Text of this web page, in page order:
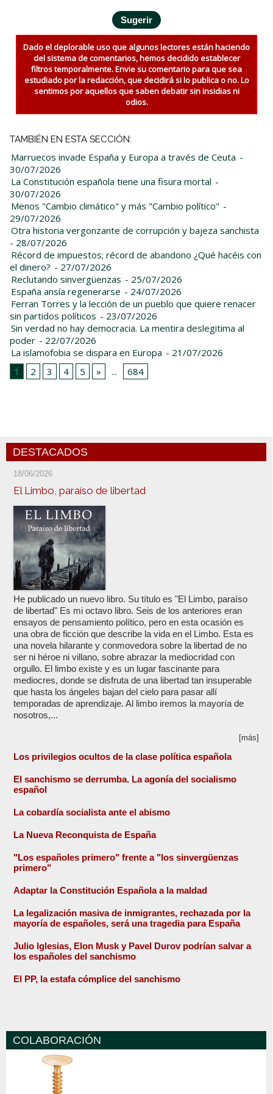
Dado el deplorable uso que algunos lectores están haciendo
del sistema de comentarios, hemos decidido establecer
filtros temporalmente. Envie su comentario para que sea
estudiado por la redacción, que decidirá si lo publica o no. Lo
sentimos por aquellos que saben debatir sin insidias ni
odios.
TAMBIÉN EN ESTA SECCIÓN:
Marruecos invade España y Europa a través de Ceuta -
30/07/2026
La Constitución española tiene una fisura mortal -
30/07/2026
Menos "Cambio climático" y más "Cambio político" -
29/07/2026
Otra historia vergonzante de corrupción y bajeza sanchista
- 28/07/2026
Récord de impuestos; récord de abandono ¿Qué hacéis con
el dinero? - 27/07/2026
Reclutando sinvergüenzas - 25/07/2026
España ansía regenerarse - 24/07/2026
Ferran Torres y la lección de un pueblo que quiere renacer
sin partidos políticos - 23/07/2026
Sin verdad no hay democracia. La mentira deslegitima al
poder - 22/07/2026
La islamofobia se dispara en Europa - 21/07/2026
1
2 3 4 5 » ... 684
DESTACADOS
18/06/2026
El Limbo, paraíso de libertad
He publicado un nuevo libro. Su título es "El Limbo, paraíso
de libertad" Es mi octavo libro. Seis de los anteriores eran
ensayos de pensamiento político, pero en esta ocasión es
una obra de ficción que describe la vida en el Limbo. Esta es
una novela hilarante y conmovedora sobre la libertad de no
ser ni héroe ni villano, sobre abrazar la mediocridad con
orgullo. El limbo existe y es un lugar fascinante para
mediocres, donde se disfruta de una libertad tan insuperable
que hasta los ángeles bajan del cielo para pasar allí
temporadas de aprendizaje. Al limbo iremos la mayoría de
nosotros,...
[más]
Los privilegios ocultos de la clase política española
El sanchismo se derrumba. La agonía del socialismo
español
La cobardía socialista ante el abismo
La Nueva Reconquista de España
"Los españoles primero" frente a "los sinvergüenzas
primero"
Adaptar la Constitución Española a la maldad
La legalización masiva de inmigrantes, rechazada por la
mayoría de españoles, será una tragedia para España
Julio Iglesias, Elon Musk y Pavel Durov podrían salvar a
los españoles del sanchismo
El PP, la estafa cómplice del sanchismo
COLABORACIÓN